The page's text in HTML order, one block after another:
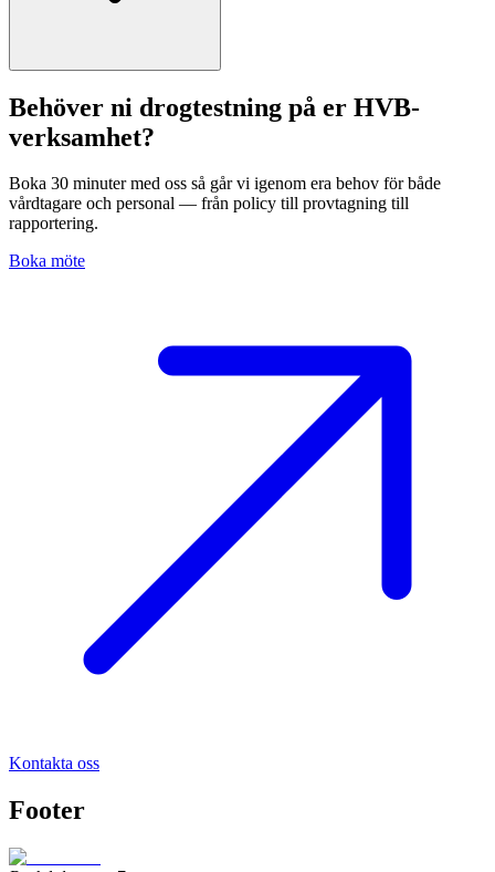
Behöver ni drogtestning på er HVB-
verksamhet?
Boka 30 minuter med oss så går vi igenom era behov för både
vårdtagare och personal — från policy till provtagning till
rapportering.
Boka möte
Kontakta oss
Footer